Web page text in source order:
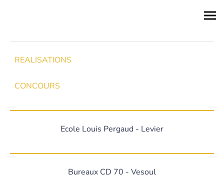
REALISATIONS
CONCOURS
Ecole Louis Pergaud - Levier
Bureaux CD 70 - Vesoul